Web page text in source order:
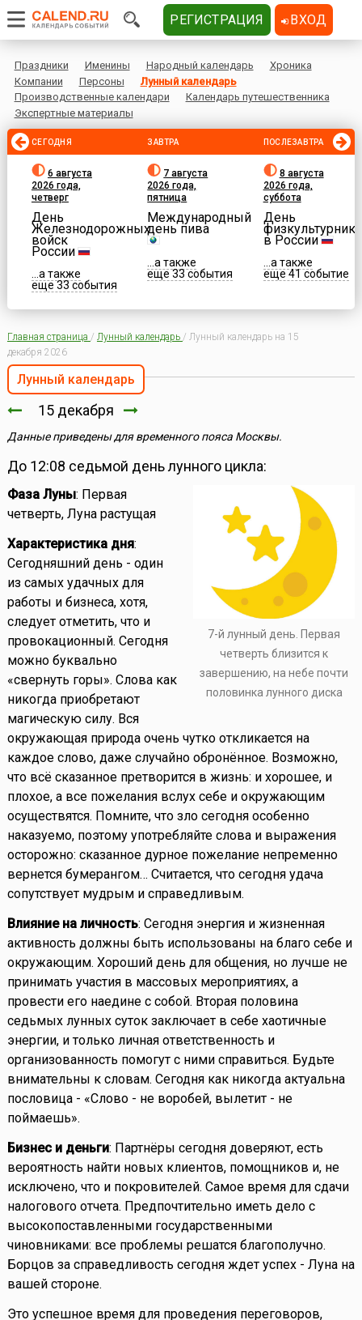
Праздники Именины Народный календарь
Хроника
Компании
Персоны
Лунный календарь
Производственные календари
Календарь путешественника
Экспертные материалы
СЕГОДНЯ
6 августа
2026 года,
четверг
День
Железнодорожных
войск
России
...а также
еще 33 события
ЗАВТРА
7 августа
2026 года,
пятница
Международный
день пива
...а также
еще 33 события
ПОСЛЕЗАВТРА
8 августа
2026 года,
суббота
День
физкультурника
в России
...а также
еще 41 событие
Главная страница / Лунный календарь / Лунный календарь на 15
декабря 2026
Лунный календарь
15 декабря
Данные приведены для временного пояса Москвы.
До 12:08 седьмой день лунного цикла:
7-й лунный день. Первая
четверть близится к
завершению, на небе почти
половинка лунного диска
Фаза Луны: Первая
четверть, Луна растущая
Характеристика дня:
Сегодняшний день - один
из самых удачных для
работы и бизнеса, хотя,
следует отметить, что и
провокационный. Сегодня
можно буквально
«свернуть горы». Слова как
никогда приобретают
магическую силу. Вся
окружающая природа очень чутко откликается на
каждое слово, даже случайно обронённое. Возможно,
что всё сказанное претворится в жизнь: и хорошее, и
плохое, а все пожелания вслух себе и окружающим
осуществятся. Помните, что зло сегодня особенно
наказуемо, поэтому употребляйте слова и выражения
осторожно: сказанное дурное пожелание непременно
вернется бумерангом… Считается, что сегодня удача
сопутствует мудрым и справедливым.
Влияние на личность: Сегодня энергия и жизненная
активность должны быть использованы на благо себе и
окружающим. Хороший день для общения, но лучше не
принимать участия в массовых мероприятиях, а
провести его наедине с собой. Вторая половина
седьмых лунных суток заключает в себе хаотичные
энергии, и только личная ответственность и
организованность помогут с ними справиться. Будьте
внимательны к словам. Сегодня как никогда актуальна
пословица - «Слово - не воробей, вылетит - не
поймаешь».
Бизнес и деньги: Партнёры сегодня доверяют, есть
вероятность найти новых клиентов, помощников и, не
исключено, что и покровителей. Самое время для сдачи
налогового отчета. Предпочтительно иметь дело с
высокопоставленными государственными
чиновниками: все проблемы решатся благополучно.
Борцов за справедливость сегодня ждет успех - Луна на
вашей стороне.
Это успешное время для проведения переговоров,
РЕГИСТРАЦИЯ ВХОД